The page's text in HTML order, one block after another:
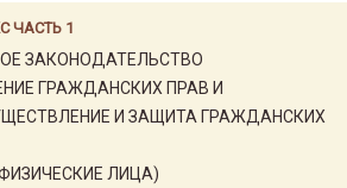
ЧАСТЬ 1
ЗАКОНОДАТЕЛЬСТВО
ГРАЖДАНСКИХ ПРАВ И
И ЗАЩИТА ГРАЖДАНСКИХ
ЛИЦА)